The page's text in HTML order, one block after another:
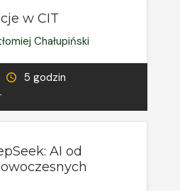
w CIT
Chałupiński
5 godzin
AI od